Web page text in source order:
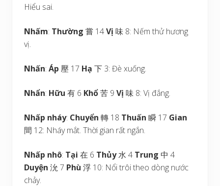
Hiểu sai.
Nhấm: Thường 嘗 14Vị 味 8: Nếm thử hương
vị.
Nhấn: Áp 壓 17 Hạ 下 3: Đè xuống.
Nhẩn: Hữu 有 6 Khổ苦 9 Vị 味 8: Vị đắng.
Nhấp nháy: Chuyển 轉 18 Thuấn 瞬 17 Gian
間 12: Nháy mắt. Thời gian rất ngắn.
Nhấp nhô: Tại 在 6 Thủy水 4 Trung 中 4
Duyện 沇 7 Phù 浮 10: Nổi trôi theo dòng nước
chảy.